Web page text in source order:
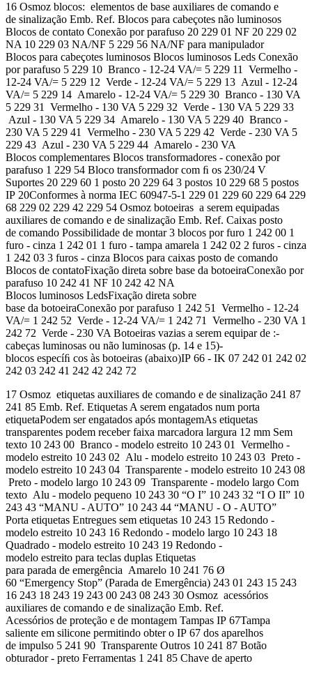
16 Osmoz blocos: elementos de base auxiliares de comando e
de sinalização Emb. Ref. Blocos para cabeçotes não luminosos
Blocos de contato Conexão por parafuso 20 229 01 NF 20 229 02
NA 10 229 03 NA/NF 5 229 56 NA/NF para manipulador
Blocos para cabeçotes luminosos Blocos luminosos Leds Conexão
por parafuso 5 229 10 Branco - 12-24 VA/= 5 229 11 Vermelho -
12-24 VA/= 5 229 12 Verde - 12-24 VA/= 5 229 13 Azul - 12-24
VA/= 5 229 14 Amarelo - 12-24 VA/= 5 229 30 Branco - 130 VA
5 229 31 Vermelho - 130 VA 5 229 32 Verde - 130 VA 5 229 33
Azul - 130 VA 5 229 34 Amarelo - 130 VA 5 229 40 Branco -
230 VA 5 229 41 Vermelho - 230 VA 5 229 42 Verde - 230 VA 5
229 43 Azul - 230 VA 5 229 44 Amarelo - 230 VA
Blocos complementares Blocos transformadores - conexão por
parafuso 1 229 54 Bloco transformador com ﬁ os 230/24 V
Suportes 20 229 60 1 posto 20 229 64 3 postos 10 229 68 5 postos
IP 20Conformes à norma IEC 60947-5-1 229 01 229 60 229 64 229
68 229 02 229 42 229 54 Osmoz botoeiras a serem equipadas
auxiliares de comando e de sinalização Emb. Ref. Caixas posto
de comando Possibilidade de montar 3 blocos por furo 1 242 00 1
furo - cinza 1 242 01 1 furo - tampa amarela 1 242 02 2 furos - cinza
1 242 03 3 furos - cinza Blocos para caixas posto de comando
Blocos de contatoFixação direta sobre base da botoeiraConexão por
parafuso 10 242 41 NF 10 242 42 NA
Blocos luminosos LedsFixação direta sobre
base da botoeiraConexão por parafuso 1 242 51 Vermelho - 12-24
VA/= 1 242 52 Verde - 12-24 VA/= 1 242 71 Vermelho - 230 VA 1
242 72 Verde - 230 VA Botoeiras vazias a serem equipar de :-
cabeças luminosas ou não luminosas (p. 14 e 15)-
blocos especíﬁ cos às botoeiras (abaixo)IP 66 - IK 07 242 01 242 02
242 03 242 41 242 42 242 72
17 Osmoz etiquetas auxiliares de comando e de sinalização 241 87
241 85 Emb. Ref. Etiquetas A serem engatados num porta
etiquetaPodem ser engatados após montagemAs etiquetas
transparentes podem receber faixa marcadora largura 12 mm Sem
texto 10 243 00 Branco - modelo estreito 10 243 01 Vermelho -
modelo estreito 10 243 02 Alu - modelo estreito 10 243 03 Preto -
modelo estreito 10 243 04 Transparente - modelo estreito 10 243 08
Preto - modelo largo 10 243 09 Transparente - modelo largo Com
texto Alu - modelo pequeno 10 243 30 “O I” 10 243 32 “I O II” 10
243 43 “MANU - AUTO” 10 243 44 “MANU - O - AUTO”
Porta etiquetas Entregues sem etiquetas 10 243 15 Redondo -
modelo estreito 10 243 16 Redondo - modelo largo 10 243 18
Quadrado - modelo estreito 10 243 19 Redondo -
modelo estreito para teclas duplas Etiquetas
para parada de emergência Amarelo 10 241 76 Ø
60 “Emergency Stop” (Parada de Emergência) 243 01 243 15 243
16 243 18 243 19 243 00 243 08 243 30 Osmoz acessórios
auxiliares de comando e de sinalização Emb. Ref.
Acessórios de proteção e de montagem Tampas IP 67Tampa
saliente em silicone permitindo obter o IP 67 dos aparelhos
de impulso 5 241 90 Transparente Outros 10 241 87 Botão
obturador - preto Ferramentas 1 241 85 Chave de aperto